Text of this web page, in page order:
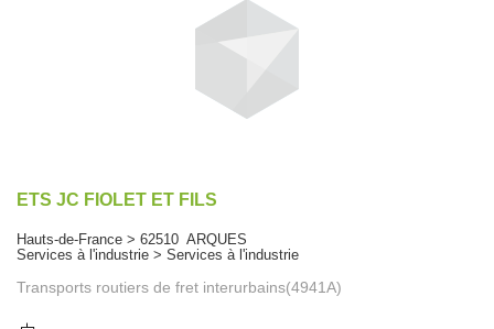
ETS JC FIOLET ET FILS
Hauts-de-France > 62510 ARQUES
Services à l'industrie > Services à l'industrie
Transports routiers de fret interurbains(4941A)